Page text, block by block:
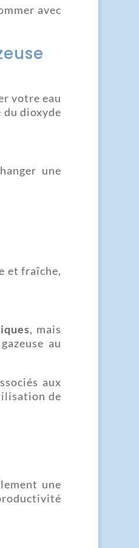
avec
votre eau
dioxyde
une
et fraîche,
, mais
au
aux
de
une